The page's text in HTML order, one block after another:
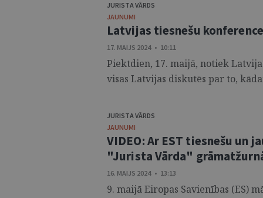
JURISTA VĀRDS
JAUNUMI
Latvijas tiesnešu konference
17. MAIJS 2024 • 10:11
Piektdien, 17. maijā, notiek
visas Latvijas diskutēs par to,
JURISTA VĀRDS
JAUNUMI
VIDEO: Ar EST tiesnešu
"Jurista Vārda"
16. MAIJS 2024 • 13:13
9. maijā Eiropas Savienības (ES)